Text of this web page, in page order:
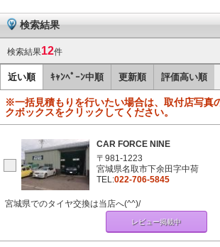
検索結果
検索結果12件
近い順 ｷｬﾝﾍﾟｰﾝ中順 更新順 評価高い順
※一括見積もりを行いたい場合は、取付店写真
クボックスをクリックしてください。
CAR FORCE NINE
〒981-1223
宮城県名取市下余田字中荷
TEL:022-706-5845
宮城県でのタイヤ交換は当店へ(^^)/
レビュー掲載中